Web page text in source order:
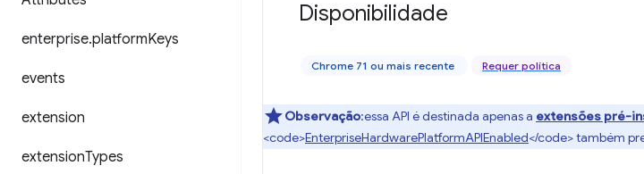
enterprise.platformKeys
events
extension
extensionTypes
Disponibilidade
Chrome 71 ou mais recente Requer política
Observação:essa API é destinada apenas a extensões pré-
<code>EnterpriseHardwarePlatformAPIEnabled</code> também